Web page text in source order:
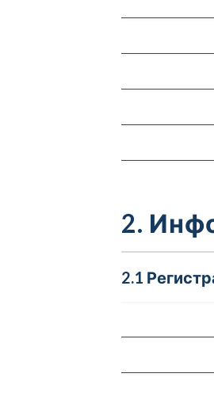
2.
2.1